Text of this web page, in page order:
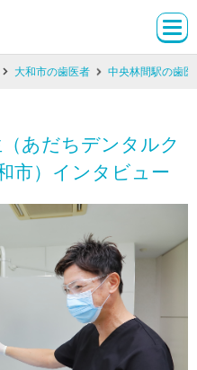
大和市の歯医者 中央林間駅の歯医
あだちデンタルク
市）インタビュー